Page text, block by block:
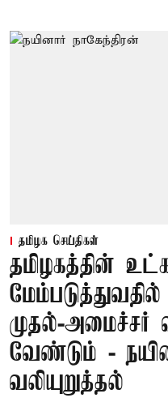
தமிழக செய்திகள்
தமிழகத்தின்
முதல்-அமைச்சர்
வேண்டும் -
வலியுறுத்தல்